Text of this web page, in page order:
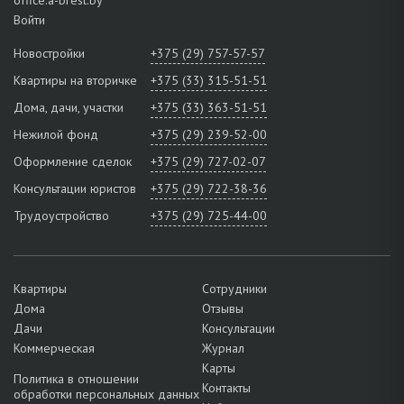
Войти
Новостройки
+375 (29) 757-57-57
Квартиры на вторичке
+375 (33) 315-51-51
Дома, дачи, участки
+375 (33) 363-51-51
Нежилой фонд
+375 (29) 239-52-00
Оформление сделок
+375 (29) 727-02-07
Консультации юристов
+375 (29) 722-38-36
Трудоустройство
+375 (29) 725-44-00
Квартиры
Дома
Дачи
Коммерческая
Политика в отношении
обработки персональных данных
Сотрудники
Отзывы
Консультации
Журнал
Карты
Контакты